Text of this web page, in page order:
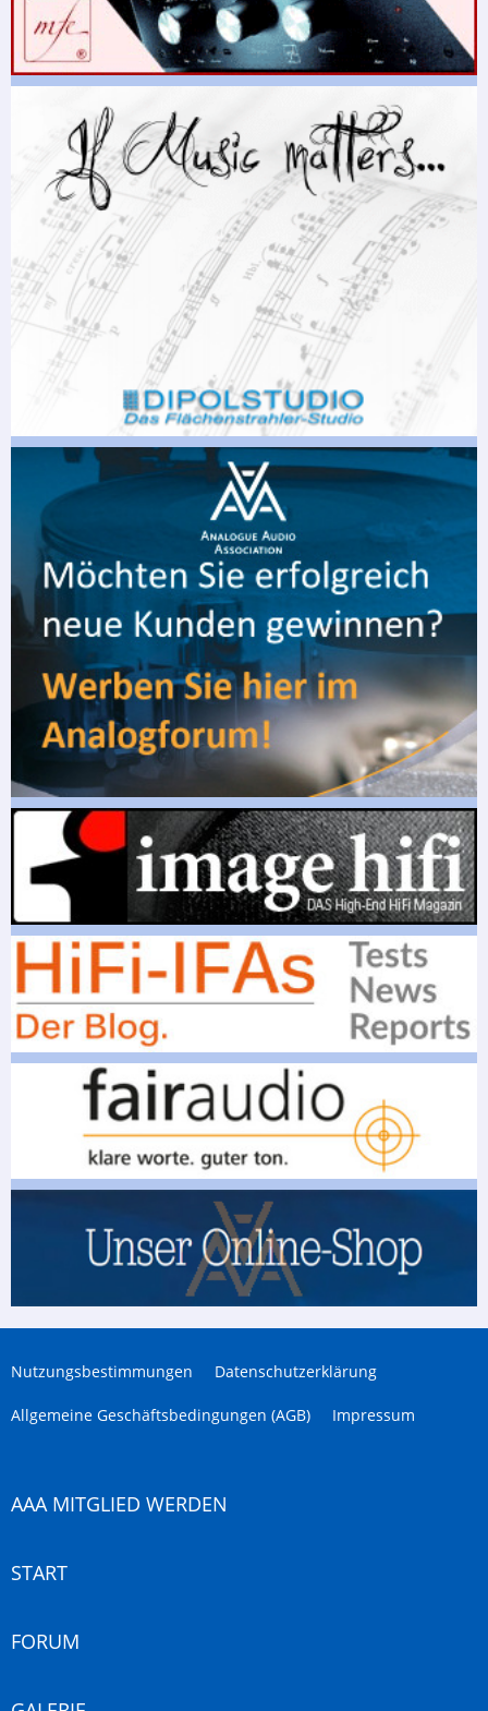
Nutzungsbestimmungen Datenschutzerklärung
Allgemeine Geschäftsbedingungen (AGB) Impressum
AAA MITGLIED WERDEN
START
FORUM